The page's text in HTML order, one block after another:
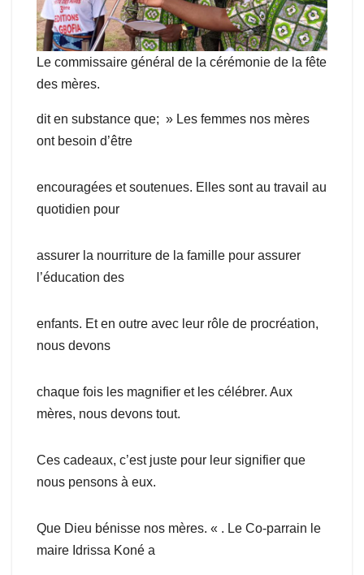
Le commissaire général de la cérémonie de la fête
des mères.
dit en substance que; » Les femmes nos mères
ont besoin d’être
encouragées et soutenues. Elles sont au travail au
quotidien pour
assurer la nourriture de la famille pour assurer
l’éducation des
enfants. Et en outre avec leur rôle de procréation,
nous devons
chaque fois les magnifier et les célébrer. Aux
mères, nous devons tout.
Ces cadeaux, c’est juste pour leur signifier que
nous pensons à eux.
Que Dieu bénisse nos mères. « . Le Co-parrain le
maire Idrissa Koné a